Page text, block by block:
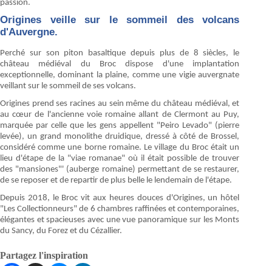
passion.
Origines veille sur le sommeil des volcans
d'Auvergne.
Perché sur son piton basaltique depuis plus de 8 siècles, le
château médiéval du Broc dispose d'une implantation
exceptionnelle, dominant la plaine, comme une vigie auvergnate
veillant sur le sommeil de ses volcans.
Origines prend ses racines au sein même du château médiéval, et
au cœur de l'ancienne voie romaine allant de Clermont au Puy,
marquée par celle que les gens appellent "Peiro Levado" (pierre
levée), un grand monolithe druidique, dressé à côté de Brossel,
considéré comme une borne romaine. Le village du Broc était un
lieu d'étape de la "viae romanae" où il était possible de trouver
des "mansiones"' (auberge romaine) permettant de se restaurer,
de se reposer et de repartir de plus belle le lendemain de l'étape.
Depuis 2018, le Broc vit aux heures douces d'Origines, un hôtel
"Les Collectionneurs" de 6 chambres raffinées et contemporaines,
élégantes et spacieuses avec une vue panoramique sur les Monts
du Sancy, du Forez et du Cézallier.
Partagez l'inspiration